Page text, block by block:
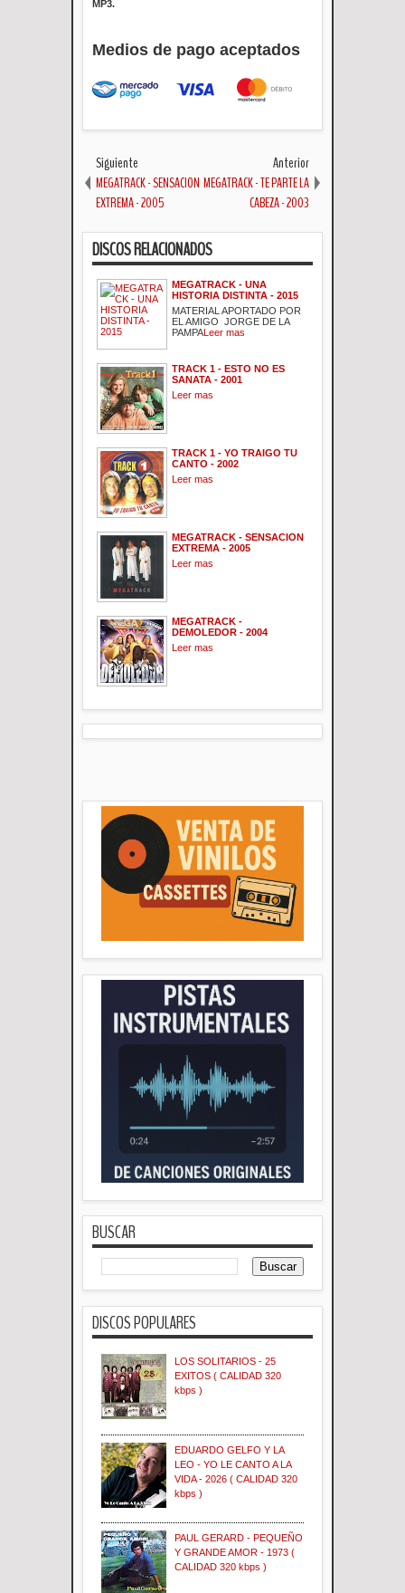
MP3.
Medios de pago aceptados
Siguiente
MEGATRACK - SENSACION
EXTREMA - 2005
Anterior
MEGATRACK - TE PARTE LA
CABEZA - 2003
DISCOS RELACIONADOS
MEGATRACK - UNA
HISTORIA DISTINTA - 2015
MATERIAL APORTADO POR
EL AMIGO JORGE DE LA
PAMPALeer mas
TRACK 1 - ESTO NO ES
SANATA - 2001
Leer mas
TRACK 1 - YO TRAIGO TU
CANTO - 2002
Leer mas
MEGATRACK - SENSACION
EXTREMA - 2005
Leer mas
MEGATRACK -
DEMOLEDOR - 2004
Leer mas
BUSCAR
DISCOS POPULARES
LOS SOLITARIOS - 25
EXITOS ( CALIDAD 320
kbps )
EDUARDO GELFO Y LA
LEO - YO LE CANTO A LA
VIDA - 2026 ( CALIDAD 320
kbps )
PAUL GERARD - PEQUEÑO
Y GRANDE AMOR - 1973 (
CALIDAD 320 kbps )